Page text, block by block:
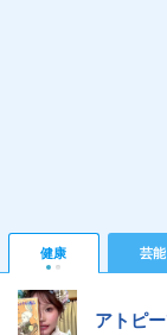
健康 芸能
アトピ